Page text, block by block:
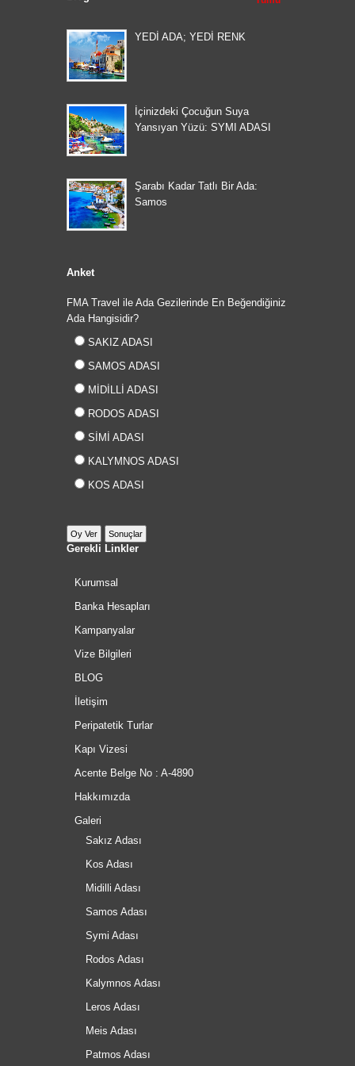
YEDİ ADA; YEDİ RENK
İçinizdeki Çocuğun Suya
Yansıyan Yüzü: SYMI ADASI
Şarabı Kadar Tatlı Bir Ada:
Samos
Anket
FMA Travel ile Ada Gezilerinde En Beğendiğiniz
Ada Hangisidir?
SAKIZ ADASI
SAMOS ADASI
MİDİLLİ ADASI
RODOS ADASI
SİMİ ADASI
KALYMNOS ADASI
KOS ADASI
Gerekli Linkler
Kurumsal
Banka Hesapları
Kampanyalar
Vize Bilgileri
BLOG
İletişim
Peripatetik Turlar
Kapı Vizesi
Acente Belge No : A-4890
Hakkımızda
Galeri
Sakız Adası
Kos Adası
Midilli Adası
Samos Adası
Symi Adası
Rodos Adası
Kalymnos Adası
Leros Adası
Meis Adası
Patmos Adası